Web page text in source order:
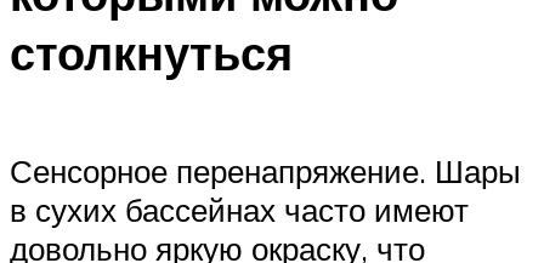
столкнуться
Сенсорное перенапряжение. Шары
в сухих бассейнах часто имеют
довольно яркую окраску, что